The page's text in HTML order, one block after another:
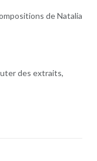
de Natalia
des extraits,